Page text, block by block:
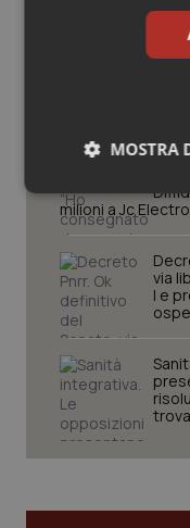
Tumori del
Tumori
Ulcera &
Vaccini
al
milioni a Jc
via
I e
MOSTRA
Necessari
I cookie
sito web
navigazione
protette del sito.
funzionare